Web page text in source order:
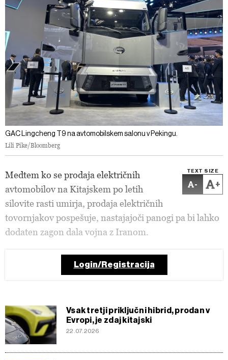
GAC Lingcheng T9 na avtomobilskem salonu v Pekingu.
Lili Pike/Bloomberg
TEXT SIZE
- +
Medtem ko se prodaja električnih
avtomobilov na Kitajskem po letih
silovite rasti umirja, prodaja električnih
tovornjakov pospešuje, nastajajoči panogi pa bi lahko
dodaten zagon dala vojna z Iranom.
Login/Registracija
Vsak tretji priključni hibrid, prodan v
Evropi, je zdaj kitajski
22.07.2026